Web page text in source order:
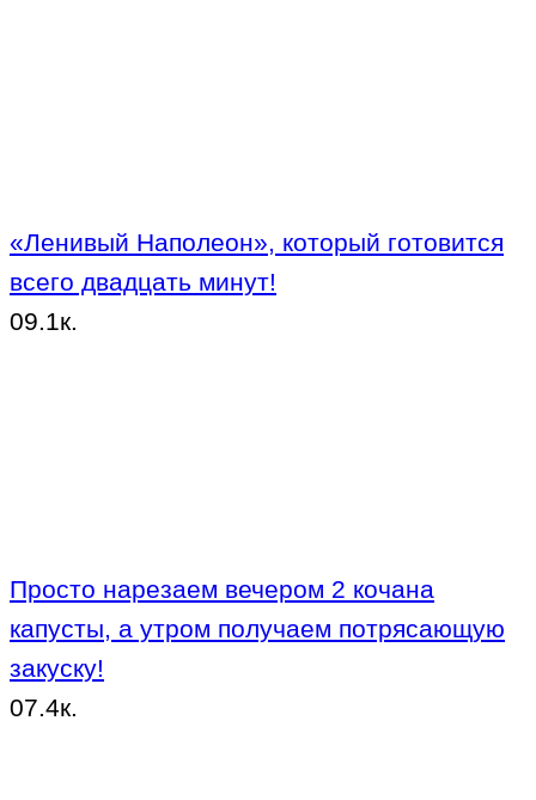
«Ленивый Наполеон», который готовится
всего двадцать минут!
09.1к.
Просто нарезаем вечером 2 кочана
капусты, а утром получаем потрясающую
закуску!
07.4к.